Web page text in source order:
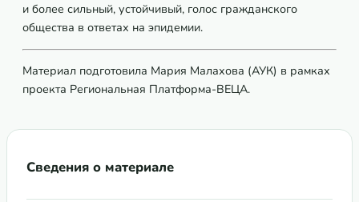
и более сильный, устойчивый, голос гражданского
общества в ответах на эпидемии.
Материал подготовила Мария Малахова (АУК) в рамках
проекта Региональная Платформа-ВЕЦА.
Сведения о материале